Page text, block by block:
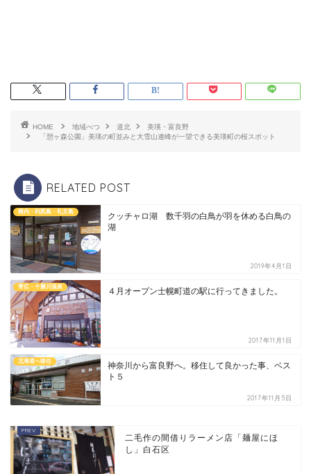
HOME 地域べつ 道北
美瑛・富良野
「憩ヶ森公園」美瑛の町並みと大雪山連峰が一望できる美瑛町の桜スポット
RELATED POST
稚内・利尻島・礼文島
クッチャロ湖 数千羽の白鳥が羽を休める白鳥の
湖
2019年4月1日
帯広・十勝川温泉 ４月オープン士幌町道の駅に行ってきました。
2017年11月1日
北海道へ移住
神奈川から富良野へ。移住して良かった事、ベス
ト５
2017年11月5日
二毛作の間借りラーメン店「麺屋にほ
し」白石区